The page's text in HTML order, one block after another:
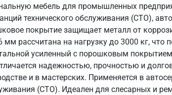
мебель для промышленных
технического обслуживания (СТО),
покрытие защищает металл от
рассчитана на нагрузку до 3000 кг, что
усиленный с порошковым
надежностью, прочностью и
и в мастерских. Применяется в
(СТО). Идеален для слесарных и